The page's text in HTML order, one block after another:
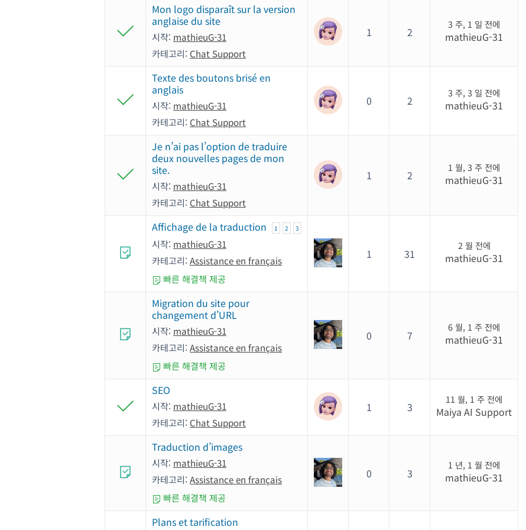
Mon logo disparaît sur la version
anglaise du site
시작: mathieuG-31
카테고리: Chat Support
1 2
3 주, 1 일 전에
mathieuG-31
Texte des boutons brisé en
anglais
시작: mathieuG-31
카테고리: Chat Support
0 2
3 주, 3 일 전에
mathieuG-31
Je n’ai pas l’option de traduire
deux nouvelles pages de mon
site.
시작: mathieuG-31
카테고리: Chat Support
1 2
1 월, 3 주 전에
mathieuG-31
Affichage de la traduction 1 2 3
시작: mathieuG-31
카테고리: Assistance en français
빠른 해결책 제공
1 31
2 월 전에
mathieuG-31
Migration du site pour
changement d’URL
시작: mathieuG-31
카테고리: Assistance en français
빠른 해결책 제공
0 7
6 월, 1 주 전에
mathieuG-31
SEO
시작: mathieuG-31
카테고리: Chat Support
1 3
11 월, 1 주 전에
Maiya AI Support
Traduction d’images
시작: mathieuG-31
카테고리: Assistance en français
빠른 해결책 제공
0 3
1 년, 1 월 전에
mathieuG-31
Plans et tarification